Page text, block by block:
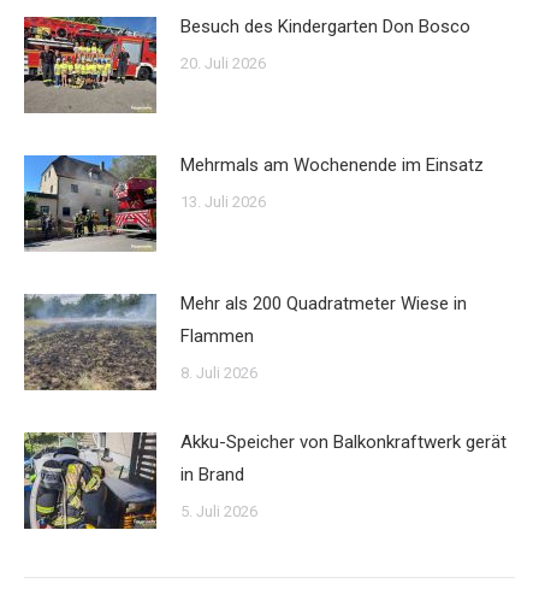
Besuch des Kindergarten Don Bosco
20. Juli 2026
Mehrmals am Wochenende im Einsatz
13. Juli 2026
Mehr als 200 Quadratmeter Wiese in
Flammen
8. Juli 2026
Akku-Speicher von Balkonkraftwerk gerät
in Brand
5. Juli 2026